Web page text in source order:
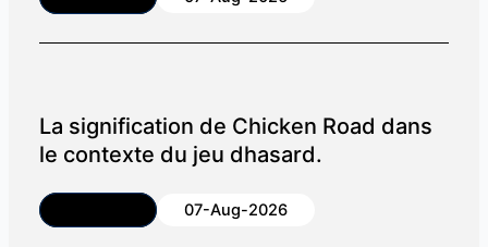
La signification de Chicken Road dans
le contexte du jeu dhasard.
07-Aug-2026